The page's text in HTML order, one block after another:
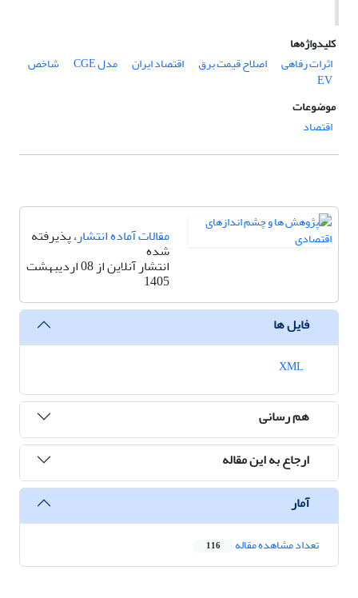
کلیدواژه‌ها
اثرات رفاهی
اصلاح قیمت برق اقتصاد ایران مدل CGE شاخص
EV
موضوعات
اقتصاد
مقالات آماده انتشار، پذیرفته
شده
انتشار آنلاین از 08 اردیبهشت
1405
فایل ها
هم رسانی
ارجاع به این مقاله
آمار
تعداد مشاهده مقاله 116